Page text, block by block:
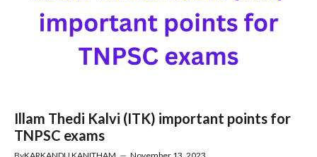
Illam Thedi Kalvi (ITK) important points for
TNPSC exams